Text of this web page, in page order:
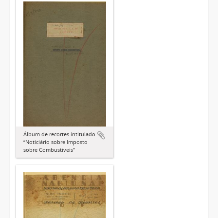
Álbum de recortes intitulado
“Noticiário sobre Imposto
sobre Combustíveis”